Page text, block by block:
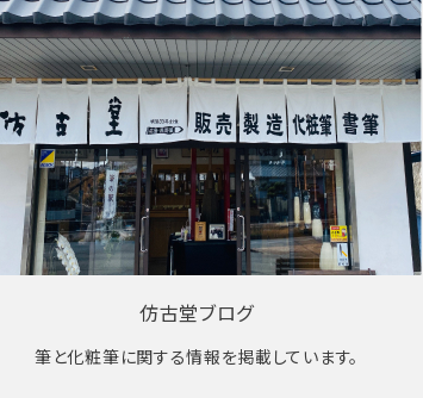
仿古堂ブログ
筆と化粧筆に関する情報を掲載しています。